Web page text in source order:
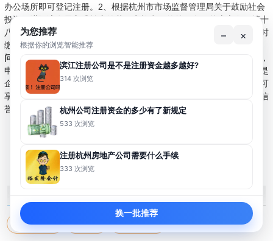
办公场所即可登记注册。2、根据杭州市市场监督管理局关于鼓励社会
投资促进经济发展方式转变的若干实施意见的第一条、第十六条、第十
八条，注册资本采用认缴制，即注册资本可以认缴，无需在注册登记时
缴付！所以100%合法！
问
：杭州一般纳税人申请条件是什么？
：根据杭州国家税务局政策，
申请一般纳税人是企业发展到一定规模所必须的，申请条件简单，也是
企业为合理纳税所必要的。申请一般纳税人不仅可以节约纳税，而且可
享受国家相关政策优惠，如出口退税等，还可在企业之间享有最高的信
誉度，增加了企业直接的依赖度，是企业发展壮大的必要条件。
上一篇: 杭州注册公司和个体户资料需要准备哪些？
下一篇: 注册杭州公司
杭州注册公司 公司注册 代办营业执照
为您推荐
根据你的浏览智能推荐
– ×
滨江注册公司是不是注册资金越多越好?
314 次浏览
杭州公司注册资金的多少有了新规定
533 次浏览
注册杭州房地产公司需要什么手续
333 次浏览
换一批推荐